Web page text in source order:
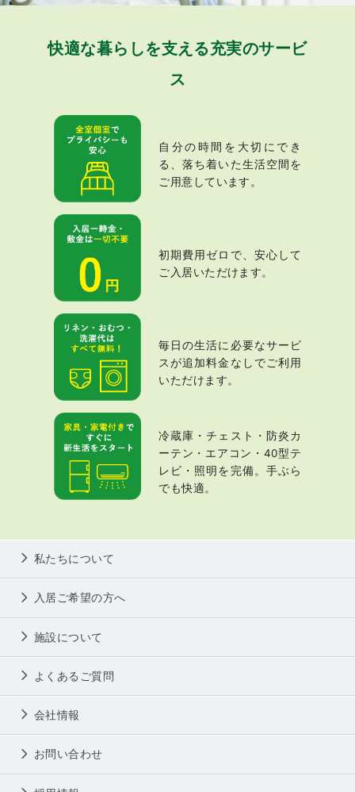
快適な暮らしを支える充実のサービ
ス
自分の時間を大切にでき
る、落ち着いた生活空間を
ご用意しています。
初期費用ゼロで、安心して
ご入居いただけます。
毎日の生活に必要なサービ
スが追加料金なしでご利用
いただけます。
冷蔵庫・チェスト・防炎カ
ーテン・エアコン・40型テ
レビ・照明を完備。手ぶら
でも快適。
私たちについて
入居ご希望の方へ
施設について
よくあるご質問
会社情報
お問い合わせ